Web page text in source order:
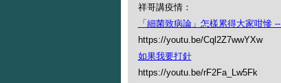
祥哥講疫情：
「細菌致病論」怎樣累得大家咁慘
https://youtu.be/Cql2Z7wwYXw
如果我要打針
https://youtu.be/rF2Fa_Lw5Fk